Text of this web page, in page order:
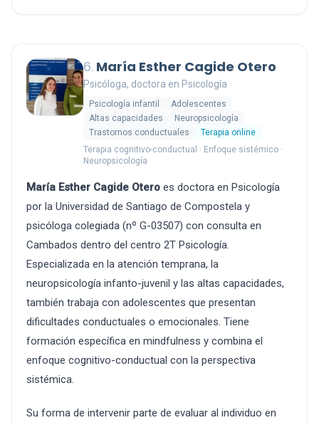
6. María Esther Cagide Otero
Psicóloga, doctora en Psicología
Psicología infantil
Adolescentes
Altas capacidades
Neuropsicología
Trastornos conductuales
Terapia online
Terapia cognitivo-conductual · Enfoque sistémico ·
Neuropsicología
María Esther Cagide Otero es doctora en Psicología
por la Universidad de Santiago de Compostela y
psicóloga colegiada (nº G-03507) con consulta en
Cambados dentro del centro 2T Psicología.
Especializada en la atención temprana, la
neuropsicología infanto-juvenil y las altas capacidades,
también trabaja con adolescentes que presentan
dificultades conductuales o emocionales. Tiene
formación específica en mindfulness y combina el
enfoque cognitivo-conductual con la perspectiva
sistémica.
Su forma de intervenir parte de evaluar al individuo en